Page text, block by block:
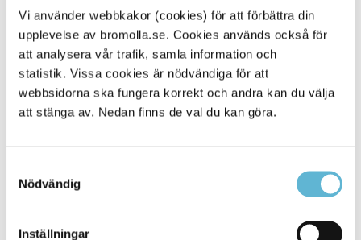
Vi använder webbkakor (cookies) för att förbättra din
upplevelse av bromolla.se. Cookies används också för
att analysera vår trafik, samla information och
statistik. Vissa cookies är nödvändiga för att
webbsidorna ska fungera korrekt och andra kan du välja
att stänga av. Nedan finns de val du kan göra.
Nödvändig
Inställningar
199
Alla platser